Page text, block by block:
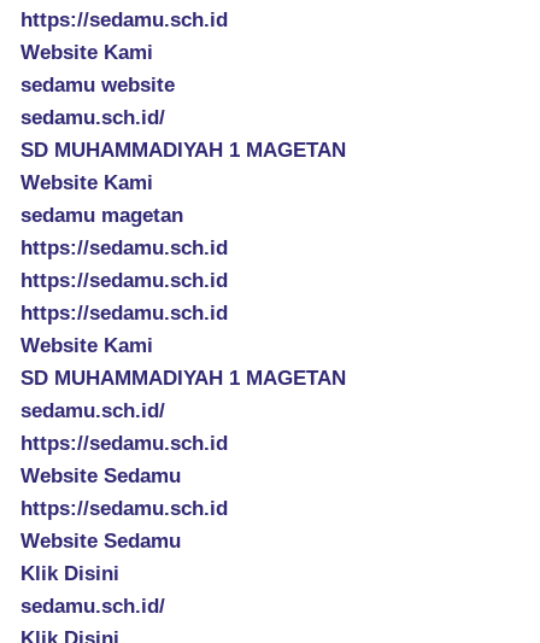
https://sedamu.sch.id
Website Kami
sedamu website
sedamu.sch.id/
SD MUHAMMADIYAH 1 MAGETAN
Website Kami
sedamu magetan
https://sedamu.sch.id
https://sedamu.sch.id
https://sedamu.sch.id
Website Kami
SD MUHAMMADIYAH 1 MAGETAN
sedamu.sch.id/
https://sedamu.sch.id
Website Sedamu
https://sedamu.sch.id
Website Sedamu
Klik Disini
sedamu.sch.id/